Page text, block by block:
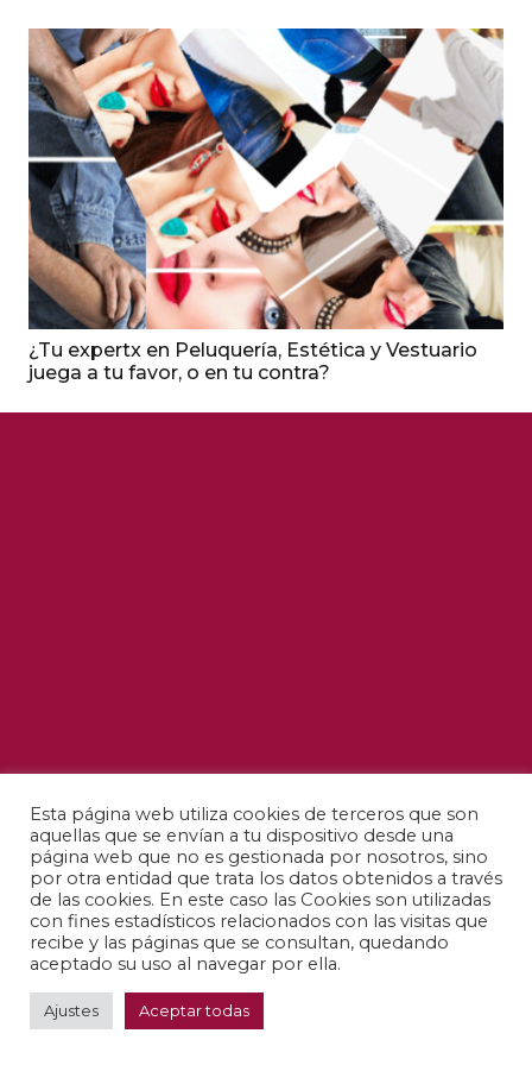
¿Tu expertx en Peluquería, Estética y Vestuario
juega a tu favor, o en tu contra?
Esta página web utiliza cookies de terceros que son
aquellas que se envían a tu dispositivo desde una
página web que no es gestionada por nosotros, sino
por otra entidad que trata los datos obtenidos a través
de las cookies. En este caso las Cookies son utilizadas
con fines estadísticos relacionados con las visitas que
recibe y las páginas que se consultan, quedando
aceptado su uso al navegar por ella.
Ajustes Aceptar todas